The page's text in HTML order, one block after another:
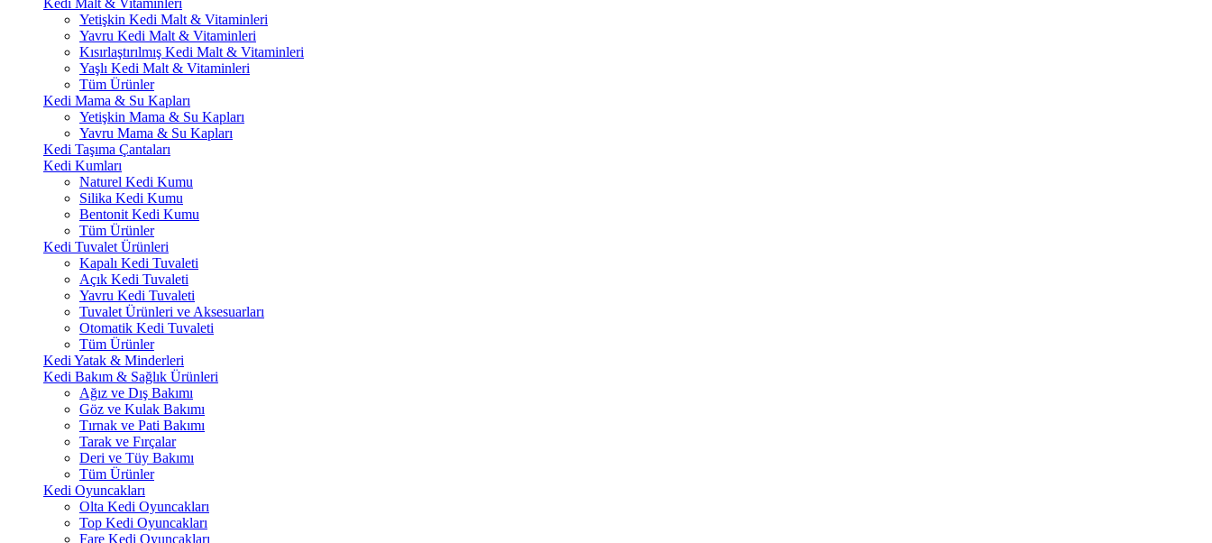
Kedi Malt & Vitaminleri
Yetişkin Kedi Malt & Vitaminleri
Yavru Kedi Malt & Vitaminleri
Kısırlaştırılmış Kedi Malt & Vitaminleri
Yaşlı Kedi Malt & Vitaminleri
Tüm Ürünler
Kedi Mama & Su Kapları
Yetişkin Mama & Su Kapları
Yavru Mama & Su Kapları
Kedi Taşıma Çantaları
Kedi Kumları
Naturel Kedi Kumu
Silika Kedi Kumu
Bentonit Kedi Kumu
Tüm Ürünler
Kedi Tuvalet Ürünleri
Kapalı Kedi Tuvaleti
Açık Kedi Tuvaleti
Yavru Kedi Tuvaleti
Tuvalet Ürünleri ve Aksesuarları
Otomatik Kedi Tuvaleti
Tüm Ürünler
Kedi Yatak & Minderleri
Kedi Bakım & Sağlık Ürünleri
Ağız ve Dış Bakımı
Göz ve Kulak Bakımı
Tırnak ve Pati Bakımı
Tarak ve Fırçalar
Deri ve Tüy Bakımı
Tüm Ürünler
Kedi Oyuncakları
Olta Kedi Oyuncakları
Top Kedi Oyuncakları
Fare Kedi Oyuncakları